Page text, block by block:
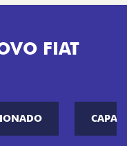
FIAT